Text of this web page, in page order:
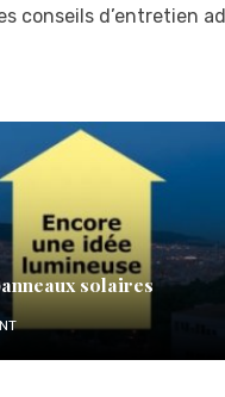
conseils d’entretien
solaires